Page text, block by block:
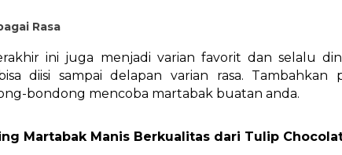
Rasa
ini juga menjadi varian favorit dan selalu
diisi sampai delapan varian rasa.
bondong mencoba martabak buatan anda.
Martabak Manis Berkualitas dari Tulip